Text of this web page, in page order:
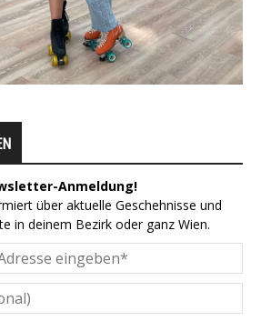
Anmeldung!
über aktuelle Geschehnisse und
in deinem Bezirk oder ganz Wien.